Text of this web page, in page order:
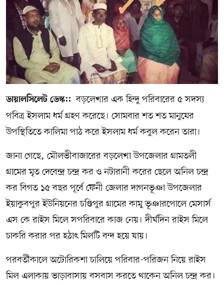
ডায়ালসিলেট ডেস্ক::বড়লেখার এক হিন্দু পরিবারের ৫ সদস্য
পবিত্র ইসলাম ধর্ম গ্রহণ করেছে। সোমবার শত শত মানুষের
উপস্থিতিতে কালিমা পাঠ করে ইসলাম ধর্ম কবুল করেন তারা।
জানা গেছে, মৌলভীবাজারের বড়লেখা উপজেলার গ্রামতলী
গ্রামের মৃত দেবেন্দ্র চন্দ্র কর ও নটারানী করের ছেলে অনিল চন্দ্র
কর বিগত ১৫ বছর পূর্বে ফেনী জেলার দাগনভূঞা উপজেলার
ইয়াকুবপুর ইউনিয়নের চণ্ডিপুর গ্রামের কামু ভূঞারপোলে মেসার্স
এস কে রাইস মিলে সপরিবারে কাজ নেয়। দীর্ঘদিন রাইস মিলে
চাকরি করার পর হঠাৎ মিলটি বন্দ হয়ে যায়।
পরবর্তীকালে অটোরিকশা চালিয়ে পরিবার-পরিজন নিয়ে রাইস
মিল এলাকায় ভাড়াবাসায় বসবাস করতে থাকেন অনিল চন্দ্র কর।
সম্পাদকীয় কলাম
ABOUT US
DIAL SYLHET